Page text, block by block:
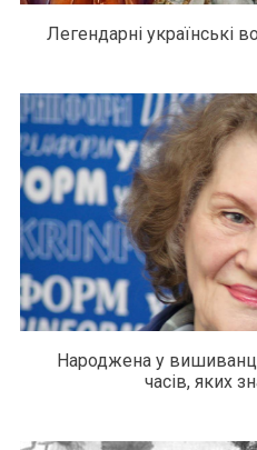
Легендарні українські
Народжена у
часів, яких